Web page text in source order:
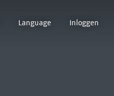
Language Inloggen